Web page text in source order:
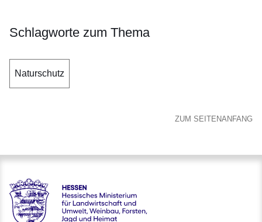
Schlagworte zum Thema
Naturschutz
ZUM SEITENANFANG